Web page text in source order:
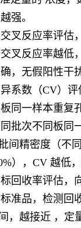
强。
叉反应率评估
叉反应率越低
，无假阳性干
系数（CV）
同一样本重复
批次不同板同
间精密度（不
），CV 越低
回收率评估，
准品，检测回
，越接近 ，定